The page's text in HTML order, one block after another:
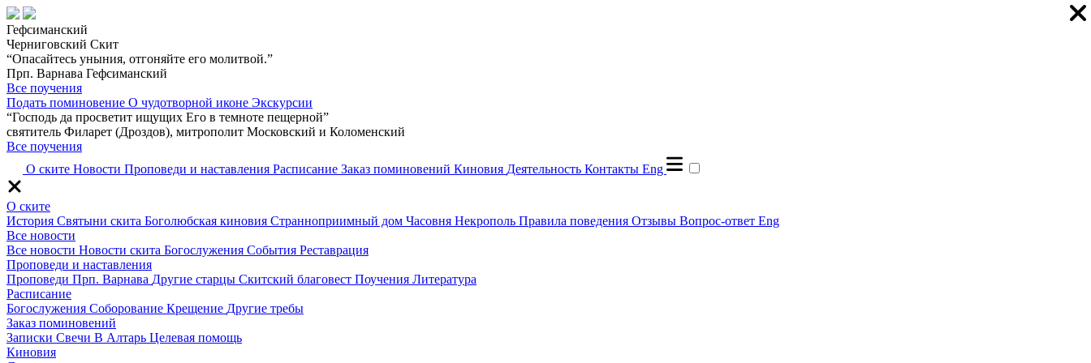
Гефсиманский
Черниговский Скит
“Опасайтесь уныния, отгоняйте его молитвой.”
Прп. Варнава Гефсиманский
Все поучения
Подать поминовение О чудотворной иконе Экскурсии
“Господь да просветит ищущих Его в темноте пещерной”
святитель Филарет (Дроздов), митрополит Московский и Коломенский
Все поучения
О ските Новости Проповеди и наставления Расписание Заказ поминовений Киновия Деятельность Контакты Eng
О ските
История Святыни скита Боголюбская киновия Странноприимный дом Часовня Некрополь Правила поведения Отзывы Вопрос-ответ Eng
Все новости
Все новости Новости скита Богослужения События Реставрация
Проповеди и наставления
Проповеди Прп. Варнава Другие старцы Скитский благовест Поучения Литература
Расписание
Богослужения Соборование Крещение Другие требы
Заказ поминовений
Записки Свечи В Алтарь Целевая помощь
Киновия